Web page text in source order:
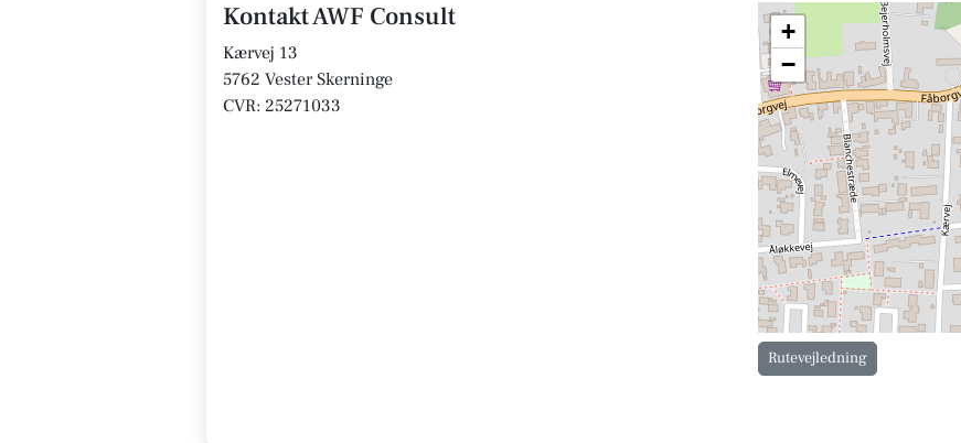
Kontakt AWF Consult
Kærvej 13
5762 Vester Skerninge
CVR: 25271033
+
−
Rutevejledning